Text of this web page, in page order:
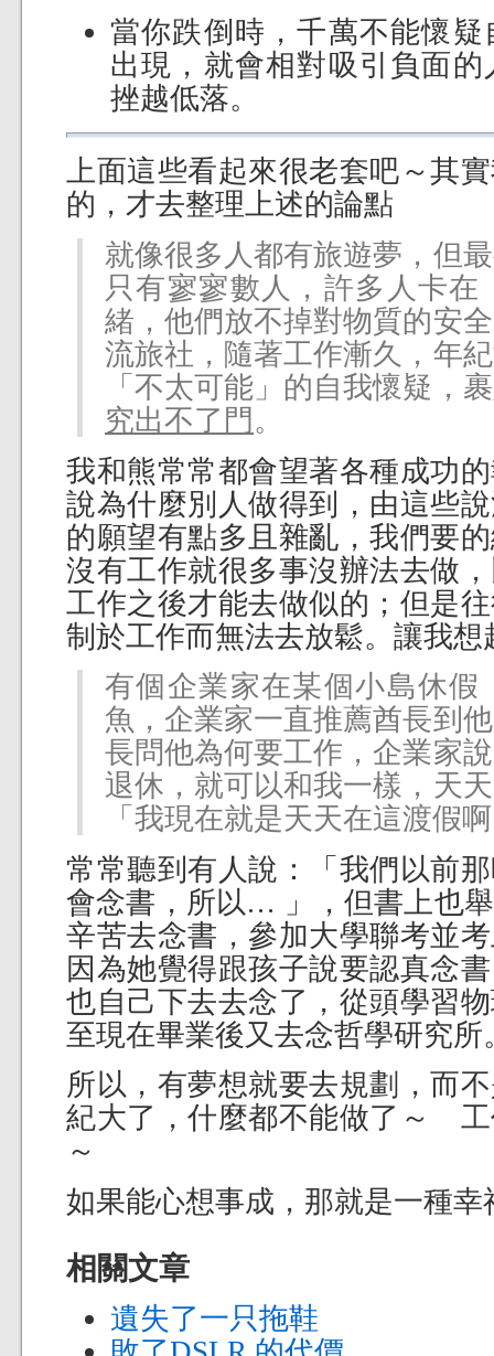
當你跌倒時，千萬不能懷
出現，就會相對吸引負面
挫越低落。
上面這些看起來很老套吧～其
的，才去整理上述的論點
就像很多人都有旅遊夢，但
只有寥寥數人，許多人卡
緒，他們放不掉對物質的安
流旅社，隨著工作漸久，年
「不太可能」的自我懷疑，
究出不了門 。
我和熊常常都會望著各種成功
說為什麼別人做得到，由這些
的願望有點多且雜亂，我們要
沒有工作就很多事沒辦法去做
工作之後才能去做似的；但是
制於工作而無法去放鬆。讓我
有個企業家在某個小島休假
魚，企業家一直推薦酋長到
長問他為何要工作，企業家
退休，就可以和我一樣，天
「我現在就是天天在這渡假
常常聽到有人說：「我們以前
會念書，所以… 」，但書上也
辛苦去念書，參加大學聯考並
因為她覺得跟孩子說要認真念
也自己下去去念了，從頭學習
至現在畢業後又去念哲學研究所
所以，有夢想就要去規劃，而
紀大了，什麼都不能做了～
～
如果能心想事成，那就是一種
相關文章
遺失了一只拖鞋